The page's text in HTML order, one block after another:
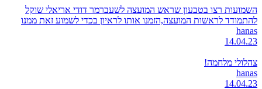
השמועות רצו בטבעון שראש המועצה לשעברמר דודי אריאלי שוקל
להתמודד לראשות המועצה,הזמנו אותו לראיון בכדי לשמוע זאת ממנו
hanas
14.04.23
צהלולי מלחמה!
hanas
14.04.23